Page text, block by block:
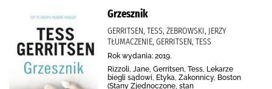
Grzesznik
GERRITSEN, TESS, ŻEBROWSKI, JERZY
TŁUMACZENIE, GERRITSEN, TESS
Rok wydania: 2019.
Rizzoli, Jane, Gerritsen, Tess, Lekarze
biegli sądowi, Etyka, Zakonnicy, Boston
(Stany Zjednoczone, stan